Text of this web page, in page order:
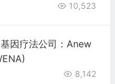
10,523
因疗法公司：Anew
8,142